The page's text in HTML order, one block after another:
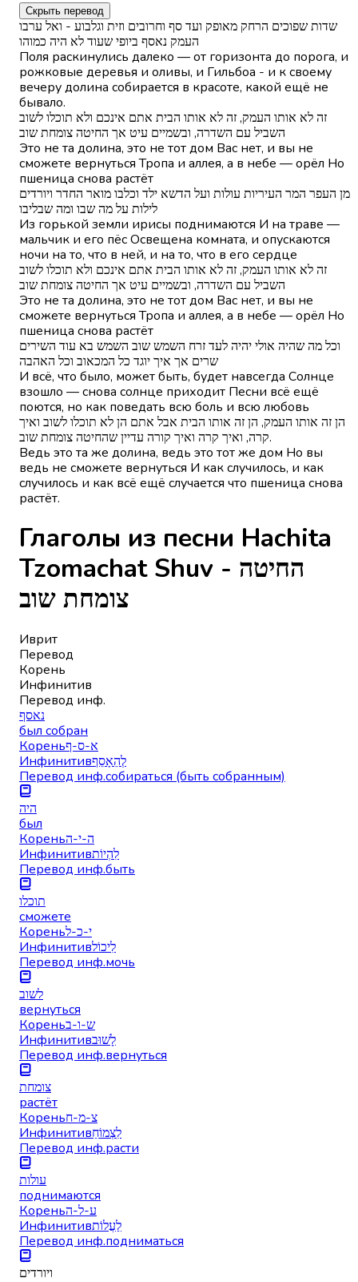
Скрыть перевод
שדות שפוכים הרחק מאופק ועד סף וחרובים וזית וגלבוע - ואל ערבו
העמק נאסף ביופי שעוד לא היה כמוהו
Поля раскинулись далеко — от горизонта до порога, и
рожковые деревья и оливы, и Гильбоа - и к своему
вечеру долина собирается в красоте, какой ещё не
бывало.
זה לא אותו העמק, זה לא אותו הבית אתם אינכם ולא תוכלו לשוב
השביל עם השדרה, ובשמיים עיט אך החיטה צומחת שוב
Это не та долина, это не тот дом Вас нет, и вы не
сможете вернуться Тропа и аллея, а в небе — орёл Но
пшеница снова растёт
מן העפר המר העיריות עולות ועל הדשא ילד וכלבו מואר החדר ויורדים
לילות על מה שבו ומה שבליבו
Из горькой земли ирисы поднимаются И на траве —
мальчик и его пёс Освещена комната, и опускаются
ночи на то, что в ней, и на то, что в его сердце
זה לא אותו העמק, זה לא אותו הבית אתם אינכם ולא תוכלו לשוב
השביל עם השדרה, ובשמיים עיט אך החיטה צומחת שוב
Это не та долина, это не тот дом Вас нет, и вы не
сможете вернуться Тропа и аллея, а в небе — орёл Но
пшеница снова растёт
וכל מה שהיה אולי יהיה לעד זרח השמש שוב השמש בא עוד השירים
שרים אך איך יוגד כל המכאוב וכל האהבה
И всё, что было, может быть, будет навсегда Солнце
взошло — снова солнце приходит Песни всё ещё
поются, но как поведать всю боль и всю любовь
הן זה אותו העמק, הן זה אותו הבית אבל אתם הן לא תוכלו לשוב ואיך
קרה, ואיך קרה ואיך קורה עדיין שהחיטה צומחת שוב.
Ведь это та же долина, ведь это тот же дом Но вы
ведь не сможете вернуться И как случилось, и как
случилось и как всё ещё случается что пшеница снова
растёт.
Глаголы из песни Hachita
Tzomachat Shuv - החיטה
צומחת שוב
Иврит
Перевод
Корень
Инфинитив
Перевод инф.
נאסף
был собран
Кореньא-ס-ף
Инфинитивלְהֵאָסֵף
Перевод инф.собираться (быть собранным)
היה
был
Кореньה-י-ה
Инфинитивלִהְיוֹת
Перевод инф.быть
תוכלו
сможете
Кореньי-כ-ל
Инфинитивלִיכוֹל
Перевод инф.мочь
לשוב
вернуться
Кореньש-ו-ב
Инфинитивלָשׁוּב
Перевод инф.вернуться
צומחת
растёт
Кореньצ-מ-ח
Инфинитивלִצְמוֹחַ
Перевод инф.расти
עולות
поднимаются
Кореньע-ל-ה
Инфинитивלַעֲלוֹת
Перевод инф.подниматься
ויורדים